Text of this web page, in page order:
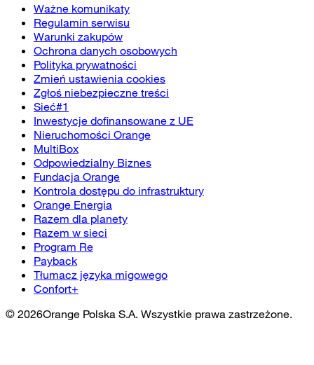
Ważne komunikaty
Regulamin serwisu
Warunki zakupów
Ochrona danych osobowych
Polityka prywatności
Zmień ustawienia cookies
Zgłoś niebezpieczne treści
Sieć#1
Inwestycje dofinansowane z UE
Nieruchomości Orange
MultiBox
Odpowiedzialny Biznes
Fundacja Orange
Kontrola dostępu do infrastruktury
Orange Energia
Razem dla planety
Razem w sieci
Program Re
Payback
Tłumacz języka migowego
Confort+
© 2026Orange Polska S.A. Wszystkie prawa zastrzeżone.